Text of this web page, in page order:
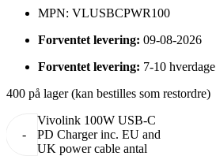
MPN: VLUSBCPWR100
Forventet levering: 09-08-2026
Forventet levering: 7-10 hverdage
400 på lager (kan bestilles som restordre)
-
Vivolink 100W USB-C
PD Charger inc. EU and
UK power cable antal